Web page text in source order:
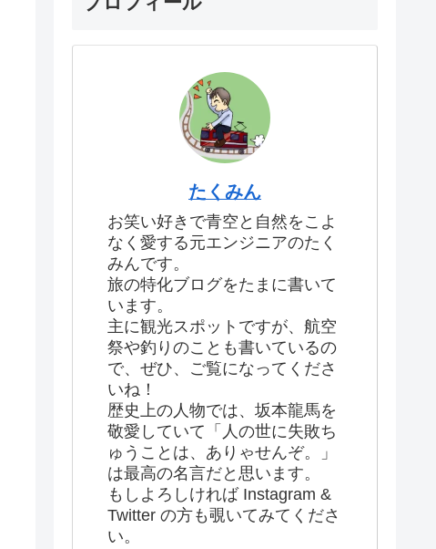
たくみん
お笑い好きで青空と自然をこよ
なく愛する元エンジニアのたく
みんです。
旅の特化ブログをたまに書いて
います。
主に観光スポットですが、航空
祭や釣りのことも書いているの
で、ぜひ、ご覧になってくださ
いね！
歴史上の人物では、坂本龍馬を
敬愛していて「人の世に失敗ち
ゅうことは、ありゃせんぞ。」
は最高の名言だと思います。
もしよろしければ Instagram &
Twitter の方も覗いてみてくださ
い。